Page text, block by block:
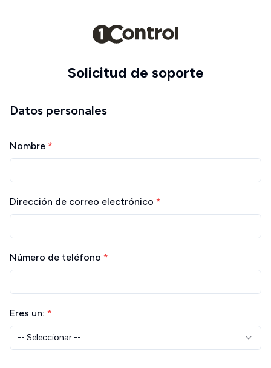
Solicitud de soporte
Datos personales
Nombre *
Dirección de correo electrónico *
Número de teléfono *
Eres un: *
-- Seleccionar --